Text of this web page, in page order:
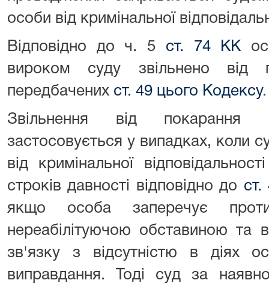
особи від кримінальної
Відповідно до ч. 5 ст. 74 КК
вироком суду звільнено від
передбачених ст. 49 цього Кодексу.
Звільнення від покарання
застосовується у випадках, коли
від кримінальної
строків давності відповідно до
якщо особа заперечує
нереабілітуючою обставиною та
зв'язку з відсутністю в діях
виправдання. Тоді суд за